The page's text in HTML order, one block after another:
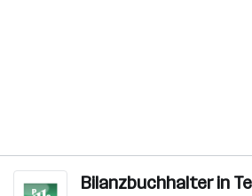
Bilanzbuchhalter in